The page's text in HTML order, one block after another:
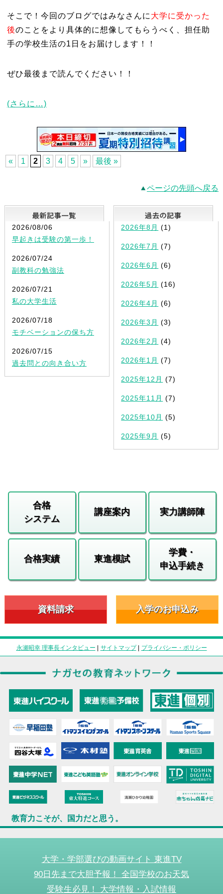
そこで！今回のブログではみなさんに 大学に受かった
後のことをより具体的に想像してもらうべく、担任助
手の学校生活の1日をお届けします！！
ぜひ最後まで読んでください！！
(さらに…)
« 1 2 3 4 5 » 最後 »
ページの先頭へ戻る
最新記事一覧
2026/08/06
早起きは受験の第一歩！
2026/07/24
副教科の勉強法
2026/07/21
私の大学生活
2026/07/18
モチベーションの保ち方
2026/07/15
過去問との向き合い方
2026年8月 (1)
2026年7月 (7)
2026年6月 (6)
2026年5月 (16)
2026年4月 (6)
2026年3月 (3)
2026年2月 (4)
2026年1月 (7)
2025年12月 (7)
2025年11月 (7)
2025年10月 (5)
2025年9月 (5)
合格
システム
講座案内 実力講師陣
合格実績 東進模試
学費・
申込手続き
資料請求 入学のお申込み
永瀬昭幸 理事長インタビュー | サイトマップ| プライバシー・ポリシー
教育力こそが、国力だと思う。
大学・学部選びの動画サイト 東進TV
90日先まで大胆予報！ 全国学校のお天気
受験生必見！ 大学情報・入試情報